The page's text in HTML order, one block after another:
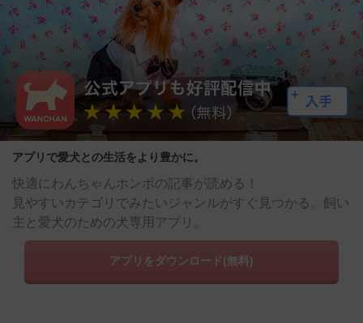
アプリで愛犬との生活をより豊かに。
快適にわんちゃんホンポの記事が読める！
見やすいカテゴリでみたいジャンルがすぐ見つかる。飼い
主と愛犬のための犬専用アプリ。
アプリをダウンロード(無料)